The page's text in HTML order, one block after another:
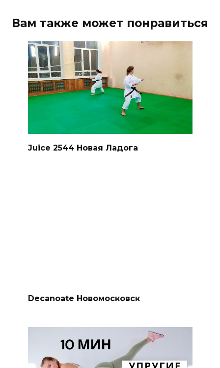
Вам также может понравиться
Juice 2544 Новая Ладога
Decanoate Новомосковск